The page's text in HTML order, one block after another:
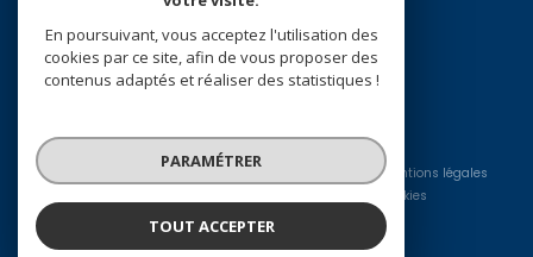
© 2026 | Tous droits réservés
Mentions légales
Cookies
En poursuivant, vous acceptez l'utilisation des
cookies par ce site, afin de vous proposer des
contenus adaptés et réaliser des statistiques !
PARAMÉTRER
TOUT ACCEPTER